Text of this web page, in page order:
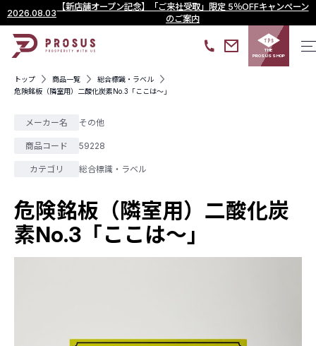
2026.08.03
【新店舗オープン記念】「ご来社受取」限定 5％OFFキャンペーン
のご案内
THE
PROSUS SHOP
トップ 商品一覧
総合標識・ラベル
危険銘板（隣室用）二酸化炭素No.3「ここは～」
メーカー名 その他
商品コード 59228
カテゴリ 総合標識・ラベル
危険銘板（隣室用）二酸化炭
素No.3「ここは～」